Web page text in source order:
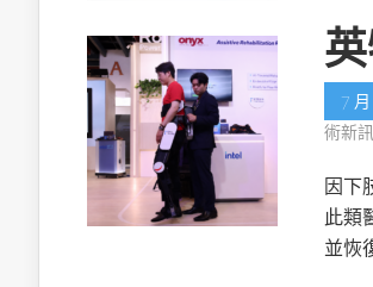
7
術新訊
因下
此類
並恢